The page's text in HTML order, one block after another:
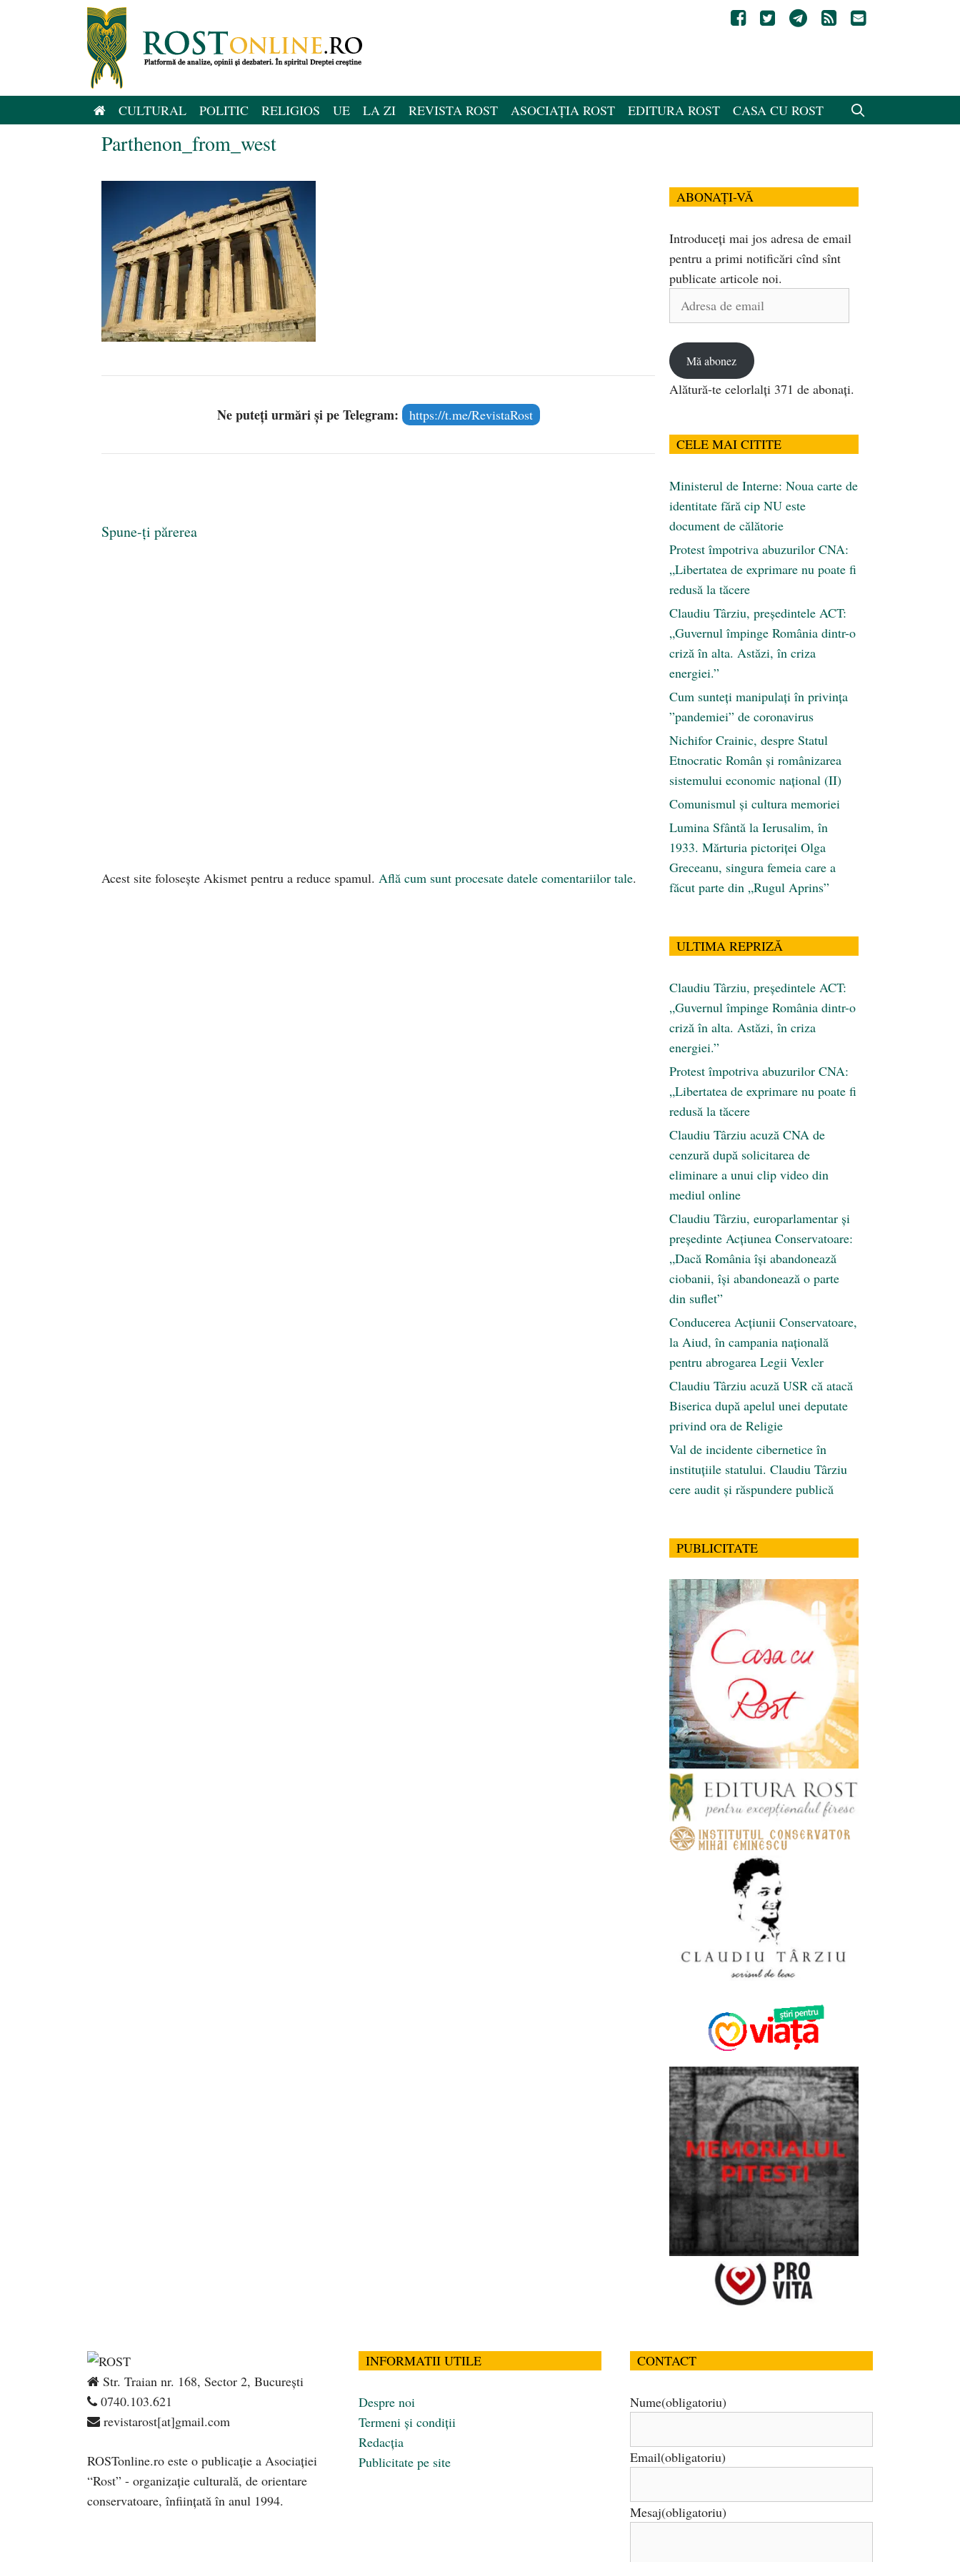
CULTURAL POLITIC RELIGIOS UE LA ZI REVISTA ROST ASOCIAȚIA ROST EDITURA ROST CASA CU ROST
Parthenon_from_west
Ne puteți urmări și pe Telegram: https://t.me/RevistaRost
Spune-ți părerea
Acest site folosește Akismet pentru a reduce spamul. Află cum sunt procesate datele comentariilor tale.
ABONAȚI-VĂ
Introduceți mai jos adresa de email
pentru a primi notificări cînd sînt
publicate articole noi.
Adresa
Mă abonez
Alătură-te celorlalți 371 de abonați.
CELE MAI CITITE
Ministerul de Interne: Noua carte de
identitate fără cip NU este
document de călătorie
Protest împotriva abuzurilor CNA:
„Libertatea de exprimare nu poate fi
redusă la tăcere
Claudiu Târziu, președintele ACT:
„Guvernul împinge România dintr-o
criză în alta. Astăzi, în criza
energiei.”
Cum sunteți manipulați în privința
”pandemiei” de coronavirus
Nichifor Crainic, despre Statul
Etnocratic Român şi românizarea
sistemului economic naţional (II)
Comunismul şi cultura memoriei
Lumina Sfântă la Ierusalim, în
1933. Mărturia pictoriței Olga
Greceanu, singura femeia care a
făcut parte din „Rugul Aprins”
ULTIMA REPRIZĂ
Claudiu Târziu, președintele ACT:
„Guvernul împinge România dintr-o
criză în alta. Astăzi, în criza
energiei.”
Protest împotriva abuzurilor CNA:
„Libertatea de exprimare nu poate fi
redusă la tăcere
Claudiu Târziu acuză CNA de
cenzură după solicitarea de
eliminare a unui clip video din
mediul online
Claudiu Târziu, europarlamentar și
președinte Acțiunea Conservatoare:
„Dacă România își abandonează
ciobanii, își abandonează o parte
din suflet”
Conducerea Acțiunii Conservatoare,
la Aiud, în campania națională
pentru abrogarea Legii Vexler
Claudiu Târziu acuză USR că atacă
Biserica după apelul unei deputate
privind ora de Religie
Val de incidente cibernetice în
instituțiile statului. Claudiu Târziu
cere audit și răspundere publică
PUBLICITATE
Str. Traian nr. 168, Sector 2, București
0740.103.621
revistarost[at]gmail.com
ROSTonline.ro este o publicaţie a Asociaţiei
“Rost” - organizaţie culturală, de orientare
conservatoare, înfiinţată în anul 1994.
INFORMATII UTILE
Despre noi
Termeni și condiții
Redacția
Publicitate pe site
CONTACT
Nume(obligatoriu)
Email(obligatoriu)
Mesaj(obligatoriu)